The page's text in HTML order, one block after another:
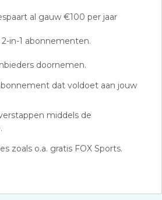
al gauw €100 per jaar
in-1 abonnementen.
doornemen.
dat voldoet aan jouw
middels de
zoals o.a. gratis FOX Sports.